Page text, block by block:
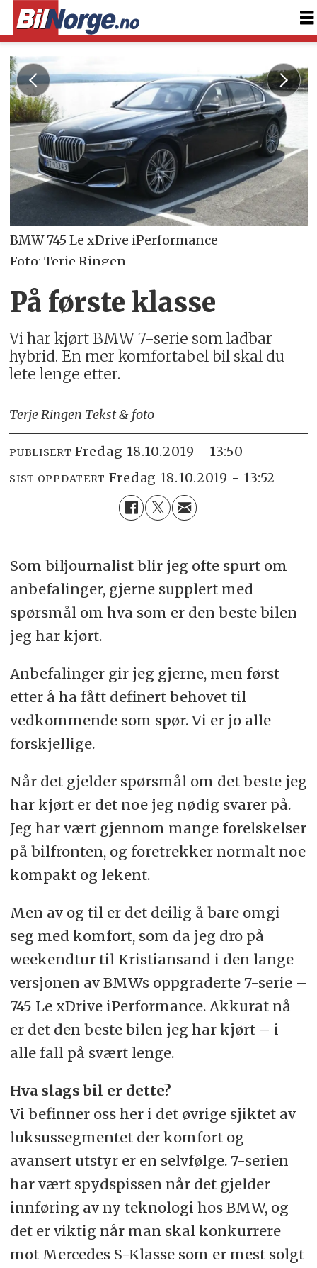
BMW 745 Le xDrive iPerformance
Foto: Terje Ringen
På første klasse
Vi har kjørt BMW 7-serie som ladbar
hybrid. En mer komfortabel bil skal du
lete lenge etter.
Terje Ringen Tekst & foto
PUBLISERT fredag 18.10.2019 - 13:50
SIST OPPDATERT fredag 18.10.2019 - 13:52
Som biljournalist blir jeg ofte spurt om
anbefalinger, gjerne supplert med
spørsmål om hva som er den beste bilen
jeg har kjørt.
Anbefalinger gir jeg gjerne, men først
etter å ha fått definert behovet til
vedkommende som spør. Vi er jo alle
forskjellige.
Når det gjelder spørsmål om det beste jeg
har kjørt er det noe jeg nødig svarer på.
Jeg har vært gjennom mange forelskelser
på bilfronten, og foretrekker normalt noe
kompakt og lekent.
Men av og til er det deilig å bare omgi
seg med komfort, som da jeg dro på
weekendtur til Kristiansand i den lange
versjonen av BMWs oppgraderte 7-serie –
745 Le xDrive iPerformance. Akkurat nå
er det den beste bilen jeg har kjørt – i
alle fall på svært lenge.
Hva slags bil er dette?
Vi befinner oss her i det øvrige sjiktet av
luksussegmentet der komfort og
avansert utstyr er en selvfølge. 7-serien
har vært spydspissen når det gjelder
innføring av ny teknologi hos BMW, og
det er viktig når man skal konkurrere
mot Mercedes S-Klasse som er mest solgt